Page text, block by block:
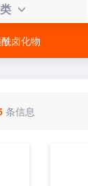
卤化物
条信息